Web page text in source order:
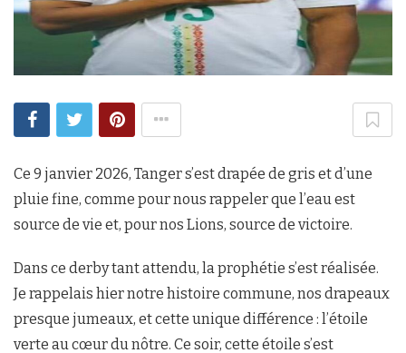
Ce 9 janvier 2026, Tanger s’est drapée de gris et d’une
pluie fine, comme pour nous rappeler que l’eau est
source de vie et, pour nos Lions, source de victoire.
Dans ce derby tant attendu, la prophétie s’est réalisée.
Je rappelais hier notre histoire commune, nos drapeaux
presque jumeaux, et cette unique différence : l’étoile
verte au cœur du nôtre. Ce soir, cette étoile s’est